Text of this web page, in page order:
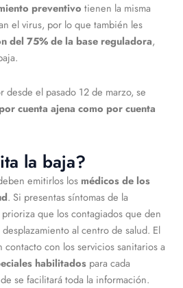
preventivo tienen la misma
el virus, por lo que también les
del 75% de la base reguladora,
desde el pasado 12 de marzo, se
cuenta ajena como por cuenta
la baja?
emitirlos los médicos de los
. Si presentas síntomas de la
que los contagiados que den
al centro de salud. El
con los servicios sanitarios a
habilitados para cada
se facilitará toda la información.